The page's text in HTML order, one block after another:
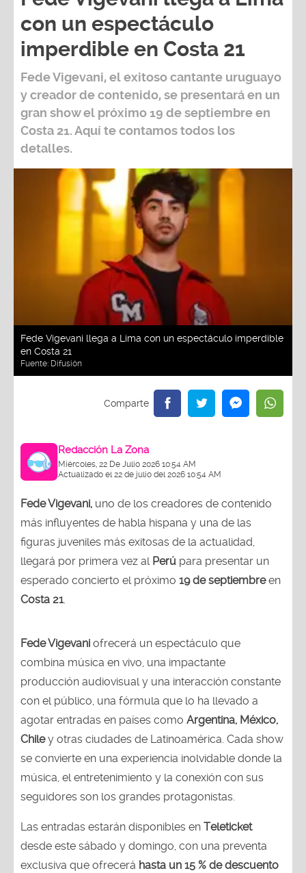
con un espectáculo
imperdible en Costa 21
Fede Vigevani, el exitoso cantante uruguayo
y creador de contenido, se presentará en un
gran show el próximo 19 de septiembreen
Costa 21. Aquí te contamos todos los
detalles.
Fede Vigevani llega a Lima con un espectáculo imperdible
en Costa 21
Fuente: Difusión
Redacción La Zona
Miércoles, 22 De Julio 2026 10:54 AM
Actualizado el 22 de julio del 2026 10:54 AM
Fede Vigevani, uno de los creadores de contenido
más influyentes de habla hispana y una de las
figuras juveniles más exitosas de la actualidad,
llegará por primera vez al Perú para presentar un
esperado concierto el próximo 19 de septiembreen
Costa 21.
Fede Vigevani ofrecerá un espectáculo que
combina música en vivo, una impactante
producción audiovisual y una interacción constante
con el público, una fórmula que lo ha llevado a
agotar entradas en países como Argentina, México,
Chiley otras ciudades de Latinoamérica. Cada show
se convierte en una experiencia inolvidable donde la
música, el entretenimiento y la conexión con sus
seguidores son los grandes protagonistas.
Las entradas estarán disponibles en Teleticket
desde este sábado y domingo, con una preventa
exclusiva que ofrecerá hasta un 15 % de descuento